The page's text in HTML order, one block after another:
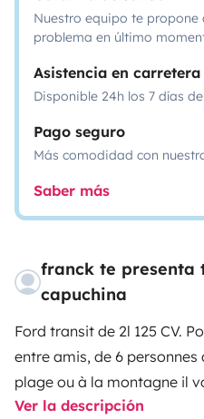
Nuestro equipo te
problema en último
Asistencia en
Disponible 24h los 7 días
Pago seguro
Más comodidad con
Saber más
franck te presenta
capuchina
Ford transit de 2l 125 CV.
entre amis, de 6 personnes
plage ou à la montagne il
problème. Je l'ai équipée
Ver la descripción